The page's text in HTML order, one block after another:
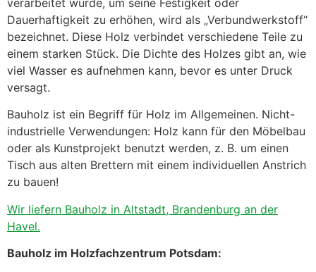
Dauerhaftigkeit zu erhöhen, wird als „Verbundwerkstoff“
bezeichnet. Diese Holz verbindet verschiedene Teile zu
einem starken Stück. Die Dichte des Holzes gibt an, wie
viel Wasser es aufnehmen kann, bevor es unter Druck
versagt.
Bauholz ist ein Begriff für Holz im Allgemeinen. Nicht-
industrielle Verwendungen: Holz kann für den Möbelbau
oder als Kunstprojekt benutzt werden, z. B. um einen
Tisch aus alten Brettern mit einem individuellen Anstrich
zu bauen!
Wir liefern Bauholz in Altstadt, Brandenburg an der
Havel.
Bauholz im Holzfachzentrum Potsdam: